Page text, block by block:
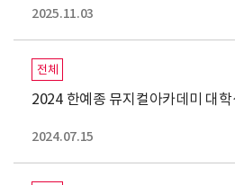
2025.11.03
전체
2024 한예종 뮤지컬아카데미 대
2024.07.15